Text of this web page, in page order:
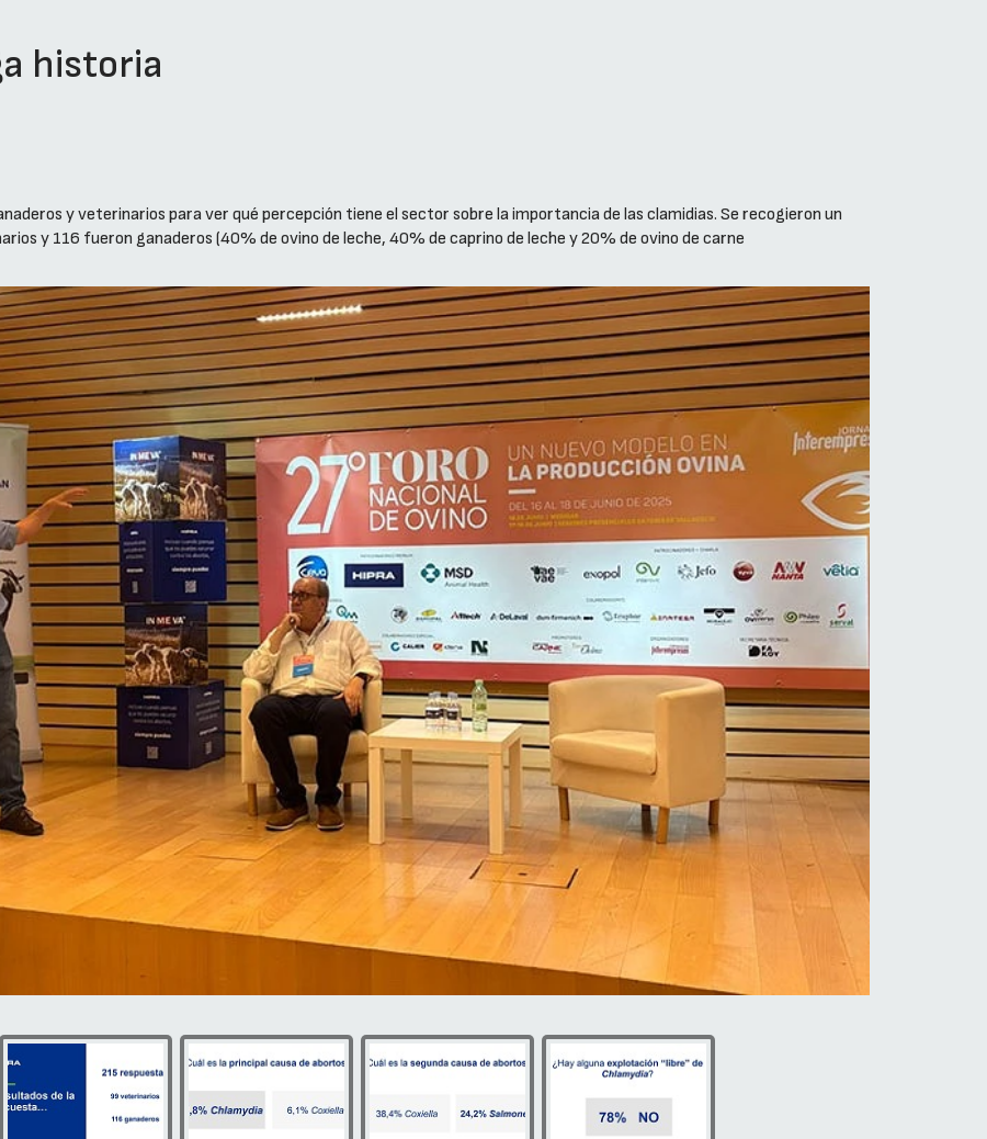
historia
y veterinarios para ver qué percepción tiene el sector sobre la importancia de las clamidias. Se recogieron un
y 116 fueron ganaderos (40% de ovino de leche, 40% de caprino de leche y 20% de ovino de carne